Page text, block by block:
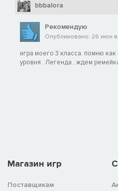
bbbalora
Рекомендую
Опубликовано: 26 июн в
игра моего 3 класса. помню как
уровня . Легенда , ждем
Магазин игр
Поставщикам